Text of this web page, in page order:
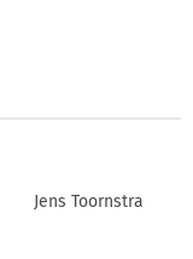
Jens Toornstra